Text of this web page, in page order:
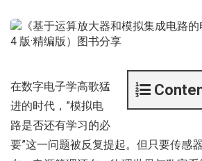
在数字电子学高歌猛
进的时代，”模拟电
路是否还有学习的必
要”这一问题被反复提起。但只要传感